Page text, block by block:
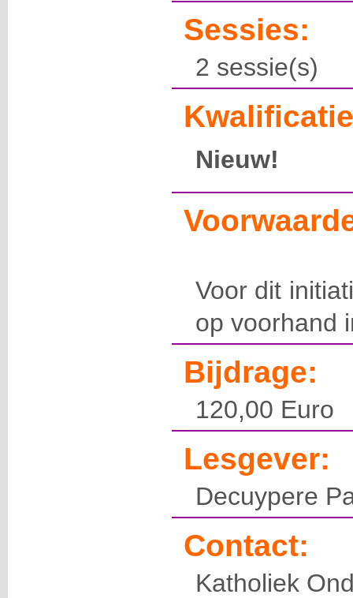
Sessies:
2 sessie(s)
Nieuw!
Voor dit
op voorhand
Bijdrage:
120,00 Euro
Lesgever:
Decuypere
Contact:
Katholiek